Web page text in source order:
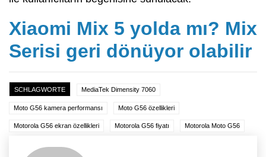
Xiaomi Mix 5 yolda mı? Mix
Serisi geri dönüyor olabilir
SCHLAGWORTE MediaTek Dimensity 7060
Moto G56 kamera performansı Moto G56 özellikleri
Motorola G56 ekran özellikleri Motorola G56 fiyatı Motorola Moto G56